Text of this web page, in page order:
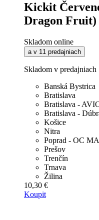
Kickit
Dragon Fruit)
Skladom online
a v 11 predajniach
Skladom v predajniach
Banská Bystrica
Bratislava
Bratislava -
Bratislava -
Košice
Nitra
Poprad - OC
Prešov
Trenčín
Trnava
Žilina
10,30 €
Koupit